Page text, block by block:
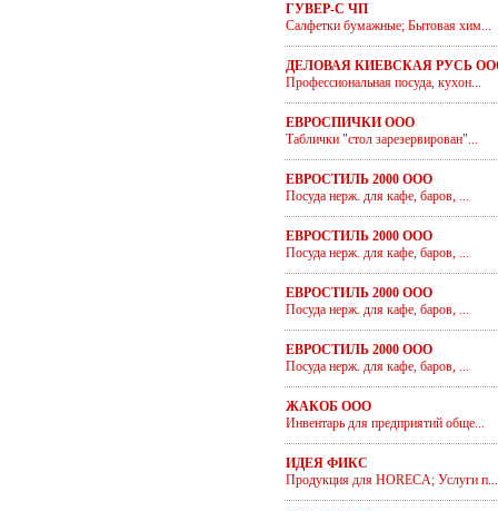
ГУВЕР-С ЧП
Салфетки бумажные; Бытовая хим...
ДЕЛОВАЯ КИЕВСКАЯ РУСЬ
Профессиональная посуда, кухон...
ЕВРОСПИЧКИ ООО
Таблички "стол зарезервирован"...
ЕВРОСТИЛЬ 2000 ООО
Посуда нерж. для кафе, баров, ...
ЕВРОСТИЛЬ 2000 ООО
Посуда нерж. для кафе, баров, ...
ЕВРОСТИЛЬ 2000 ООО
Посуда нерж. для кафе, баров, ...
ЕВРОСТИЛЬ 2000 ООО
Посуда нерж. для кафе, баров, ...
ЖАКОБ ООО
Инвентарь для предприятий обще...
ИДЕЯ ФИКС
Продукция для HORECA; Услуги п...